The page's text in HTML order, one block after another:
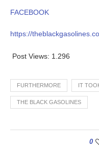
FACEBOOK
https://
Post Views: 1.296
FURTHERMORE IT
THE BLACK GASOLINES
0